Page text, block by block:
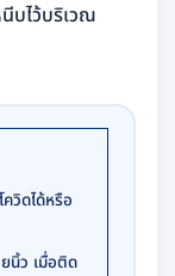
บไว้บริเวณ
วิดได้หรือ
นิ้ว เมื่อติด